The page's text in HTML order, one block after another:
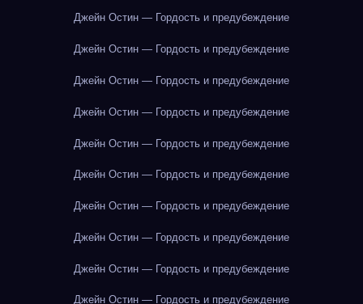
Джейн Остин — Гордость и предубеждение
Джейн Остин — Гордость и предубеждение
Джейн Остин — Гордость и предубеждение
Джейн Остин — Гордость и предубеждение
Джейн Остин — Гордость и предубеждение
Джейн Остин — Гордость и предубеждение
Джейн Остин — Гордость и предубеждение
Джейн Остин — Гордость и предубеждение
Джейн Остин — Гордость и предубеждение
Джейн Остин — Гордость и предубеждение